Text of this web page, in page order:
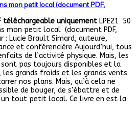
mon petit local (document PDF,
téléchargeable uniquementLPE21 50
mon petit local (document PDF,
: Lucie Brault Simard, auteure,
et conférencière Aujourd’hui, tous
de l’activité physique. Mais, les
sont pas toujours disponibles et la
les grands froids et les grands vents
nos plans. Mais, qu’à cela ne
de bouger, de s’ébattre et de
un tout petit local. Ce livre en est la